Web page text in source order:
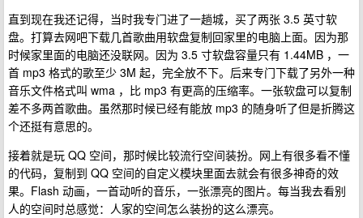
直到现在我还记得，当时我专门进了一趟城，买了两张 3.5 英寸软
盘。打算去网吧下载几首歌曲用软盘复制回家里的电脑上面。因为那
时候家里面的电脑还没联网。因为 3.5 寸软盘容量只有 1.44MB ，一
首 mp3 格式的歌至少 3M 起，完全放不下。后来专门下载了另外一种
音乐文件格式叫 wma ，比 mp3 有更高的压缩率。一张软盘可以复制
差不多两首歌曲。虽然那时候已经有能放 mp3 的随身听了但是折腾这
个还挺有意思的。
接着就是玩 QQ 空间，那时候比较流行空间装扮。网上有很多看不懂
的代码，复制到 QQ 空间的自定义模块里面去就会有很多神奇的效
果。Flash 动画，一首动听的音乐，一张漂亮的图片。每当我去看别
人的空间时总感觉：人家的空间怎么装扮的这么漂亮。